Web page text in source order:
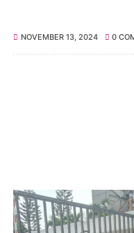
NOVEMBER 13, 2024 0